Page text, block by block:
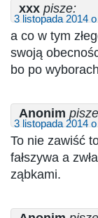
xxx pisze:
3 listopada 2014
a co w tym
swoją
bo po
Anonim
3 listopada 2014
To nie zawiść
fałszywa a
ząbkami.